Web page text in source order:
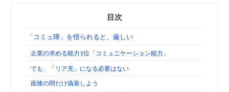
目次
「コミュ障」を悟られると、厳しい
企業の求める能力1位「コミュニケーション能力」
でも、「リア充」になる必要はない
面接の間だけ偽装しよう